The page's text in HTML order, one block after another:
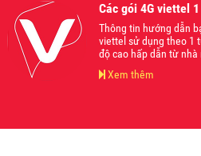
Các gói 4G viettel
Thông tin hướng dẫn
viettel sử dụng theo 1
độ cao hấp dẫn từ
Xem thêm